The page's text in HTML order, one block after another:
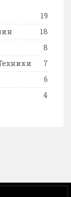
19
18
8
7
6
4